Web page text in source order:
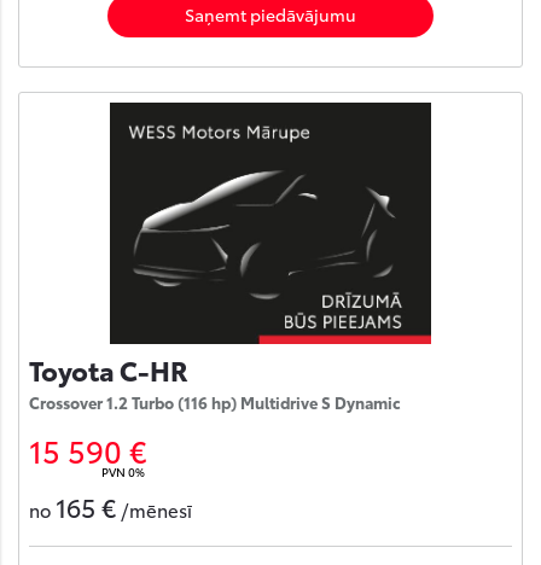
Saņemt piedāvājumu
Toyota C-HR
Crossover 1.2 Turbo (116 hp) Multidrive S Dynamic
15 590 €
PVN 0%
no 165 € /mēnesī